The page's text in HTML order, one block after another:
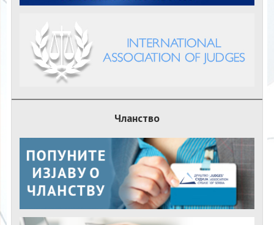
Чланство